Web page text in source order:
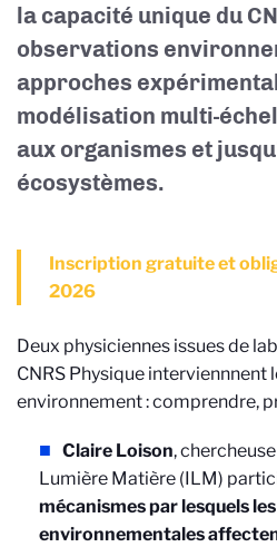
la capacité unique du
observations
approches
modélisation multi-
aux organismes et
écosystèmes.
Inscription gratuite et
2026
Deux physiciennes issues de
CNRS Physique interviennnent
environnement : comprendre,
Claire Loison,
Lumière Matière (ILM)
mécanismes par lesquels
environnementales